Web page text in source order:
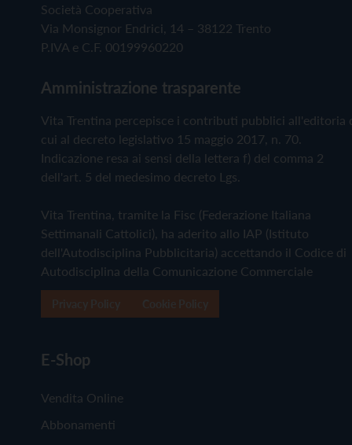
Società Cooperativa
Via Monsignor Endrici, 14 – 38122 Trento
P.IVA e C.F. 00199960220
Amministrazione trasparente
Vita Trentina percepisce i contributi pubblici all'editoria
cui al decreto legislativo 15 maggio 2017, n. 70.
Indicazione resa ai sensi della lettera f) del comma 2
dell'art. 5 del medesimo decreto Lgs.
Vita Trentina, tramite la Fisc (Federazione Italiana
Settimanali Cattolici), ha aderito allo IAP (Istituto
dell'Autodisciplina Pubblicitaria) accettando il Codice di
Autodisciplina della Comunicazione Commerciale
E-Shop
Vendita Online
Abbonamenti